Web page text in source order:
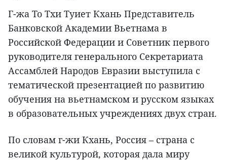
Г-жа То Тхи Туиет Кхань Представитель
Банковской Академии Вьетнама в
Российской Федерации и Советник первого
руководителя генерального Секретариата
Ассамблей Народов Евразии выступила с
тематической презентацией по развитию
обучения на вьетнамском и русском языках
в образовательных учреждениях двух стран.
По словам г-жи Кхань, Россия – страна с
великой культурой, которая дала миру